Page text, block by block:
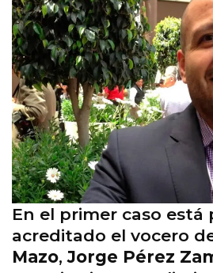
En el primer caso
acreditado el vocero
Mazo,Jorge Pérez